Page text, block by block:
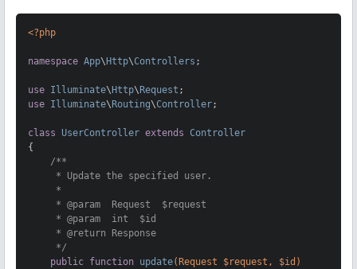
<?php
namespace App\Http\Controllers ;
use Illuminate\Http\Request
use Illuminate\Routing\Controller ;
class UserController extends Controller
{
/**
     * Update the specified user.
     *
     *
@param
  Request  $request
     *
@param
  int  $id
     *
@return Response
     */
public function update(Request $request, $id)